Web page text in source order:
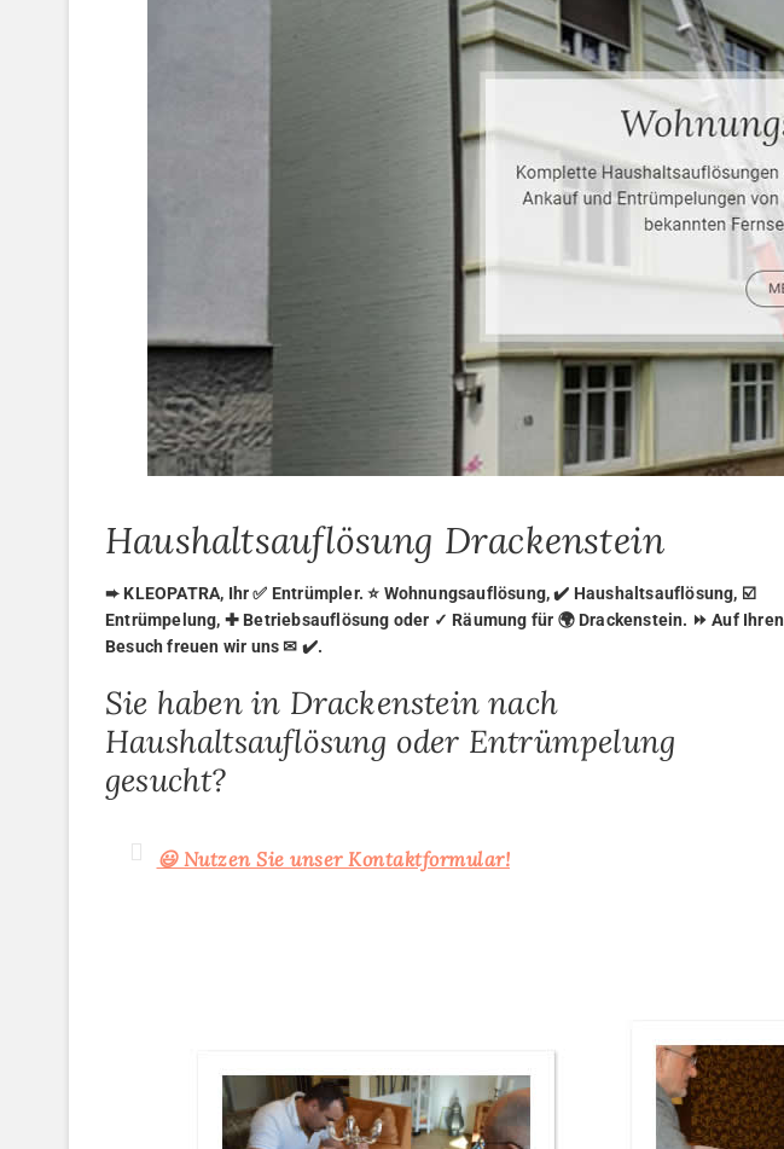
Haushaltsauflösung Drackenstein
➨ KLEOPATRA, Ihr ✅ Entrümpler. ⭐ Wohnungsauflösung, ✔️ Haushaltsauflösung, ☑️
Entrümpelung, ✚ Betriebsauflösung oder ✓ Räumung für 🌍 Drackenstein. ⏩ Auf Ihren
Besuch freuen wir uns ✉ ✔️.
Sie haben in Drackenstein nach
Haushaltsauflösung oder Entrümpelung
gesucht?
😃 Nutzen Sie unser Kontaktformular!